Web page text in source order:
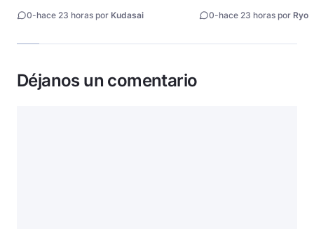
0-hace 23 horas por Kudasai 0-hace 23 horas por Ryo
Déjanos un comentario